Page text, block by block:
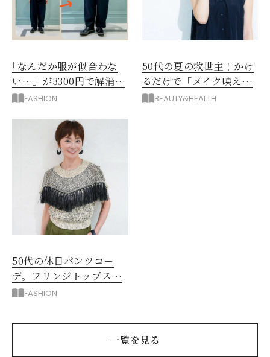
｢なんだか服が似合わな
い…」が3300円で解消！
阪神梅田のサービスが神
FASHION
50代の夏の救世主！かけ
るだけで「メイク映え」
する眼鏡
BEAUTY&HEALTH
50代の休日パンツコー
デ。フリンジトップスを
主役に洗練アースカラー
FASHION
一覧を見る